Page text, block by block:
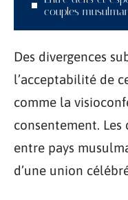
couples
Des divergences
l’acceptabilité de
comme la
consentement.
entre pays
d’une union